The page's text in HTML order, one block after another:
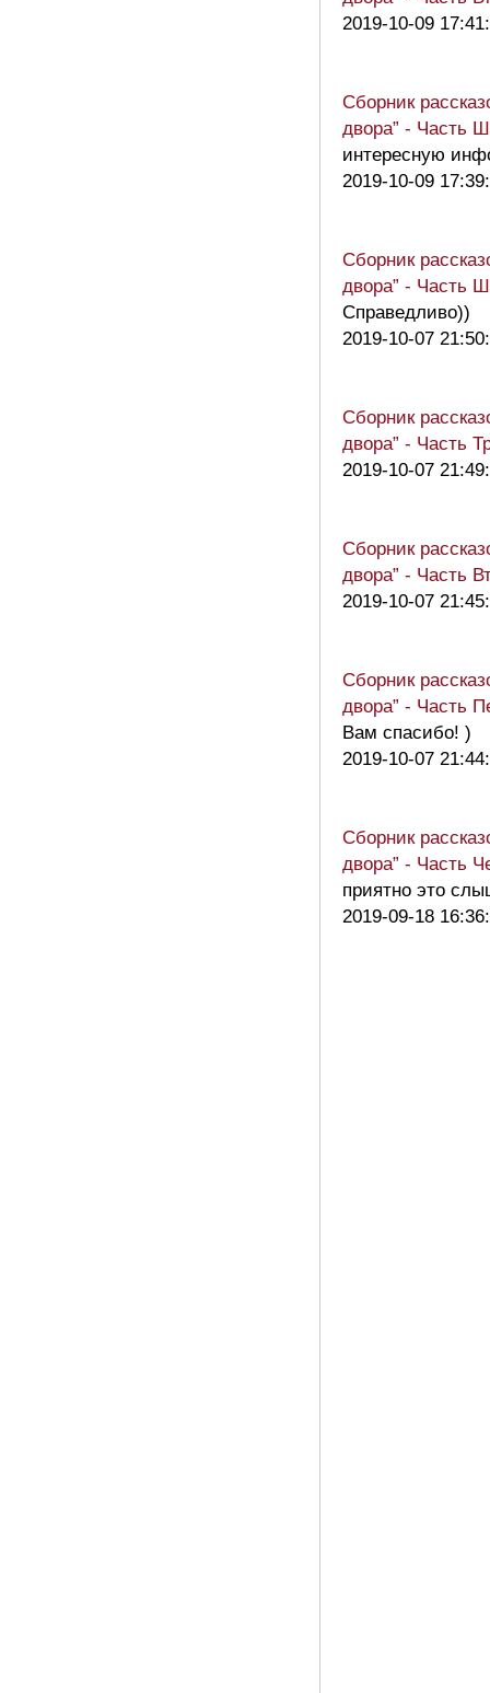
2019-10-09
Сборник
двора” - Часть
интересную
2019-10-09
Сборник
двора” - Часть
Справедливо))
2019-10-07
Сборник
двора” - Часть
2019-10-07
Сборник
двора” - Часть
2019-10-07
Сборник
двора” - Часть
Вам спасибо! )
2019-10-07
Сборник
двора” - Часть
приятно это
2019-09-18